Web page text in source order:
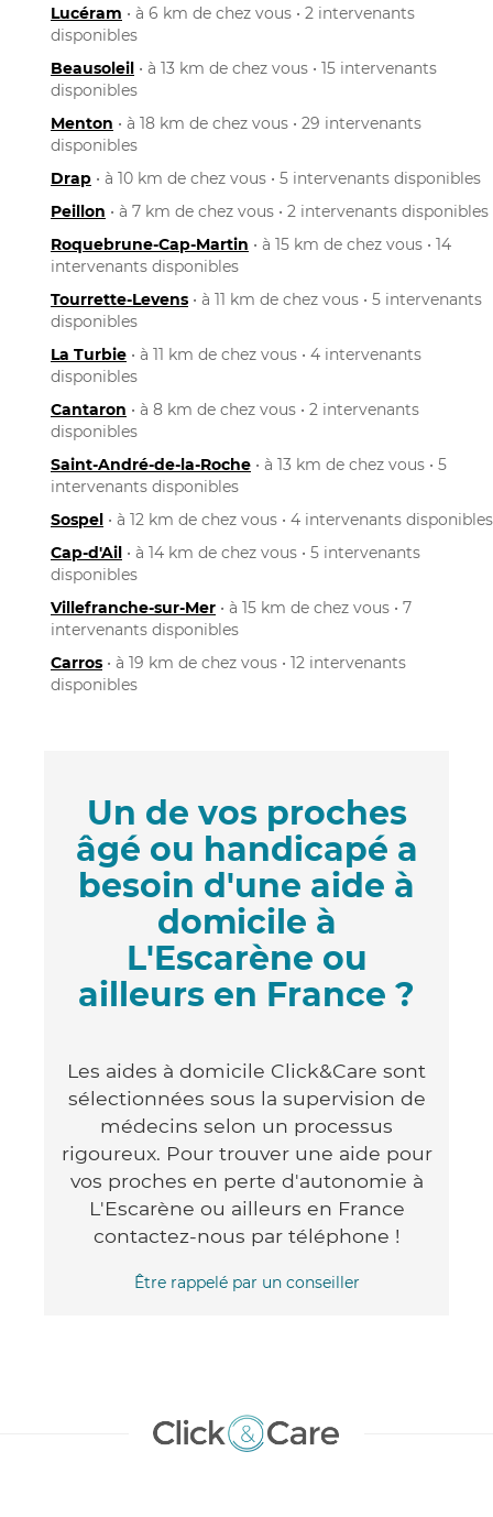
Lucéram • à 6 km de chez vous • 2 intervenants
disponibles
Beausoleil • à 13 km de chez vous • 15 intervenants
disponibles
Menton • à 18 km de chez vous • 29 intervenants
disponibles
Drap • à 10 km de chez vous • 5 intervenants disponibles
Peillon • à 7 km de chez vous • 2 intervenants disponibles
Roquebrune-Cap-Martin • à 15 km de chez vous • 14
intervenants disponibles
Tourrette-Levens • à 11 km de chez vous • 5 intervenants
disponibles
La Turbie • à 11 km de chez vous • 4 intervenants
disponibles
Cantaron • à 8 km de chez vous • 2 intervenants
disponibles
Saint-André-de-la-Roche • à 13 km de chez vous • 5
intervenants disponibles
Sospel • à 12 km de chez vous • 4 intervenants disponibles
Cap-d'Ail • à 14 km de chez vous • 5 intervenants
disponibles
Villefranche-sur-Mer • à 15 km de chez vous • 7
intervenants disponibles
Carros • à 19 km de chez vous • 12 intervenants
disponibles
Un de vos proches
âgé ou handicapé a
besoin d'une aide à
domicile à
L'Escarène ou
ailleurs en France ?
Les aides à domicile Click&Care sont
sélectionnées sous la supervision de
médecins selon un processus
rigoureux. Pour trouver une aide pour
vos proches en perte d'autonomie à
L'Escarène ou ailleurs en France
contactez-nous par téléphone !
Être rappelé par un conseiller